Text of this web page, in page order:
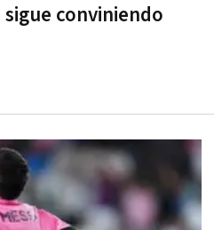
conviniendo